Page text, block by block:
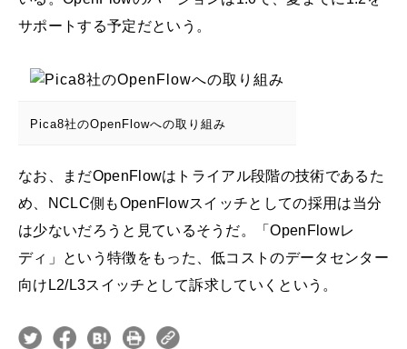
サポートする予定だという。
Pica8社のOpenFlowへの取り組み
なお、まだOpenFlowはトライアル段階の技術であるた
め、NCLC側もOpenFlowスイッチとしての採用は当分
は少ないだろうと見ているそうだ。「OpenFlowレ
ディ」という特徴をもった、低コストのデータセンター
向けL2/L3スイッチとして訴求していくという。